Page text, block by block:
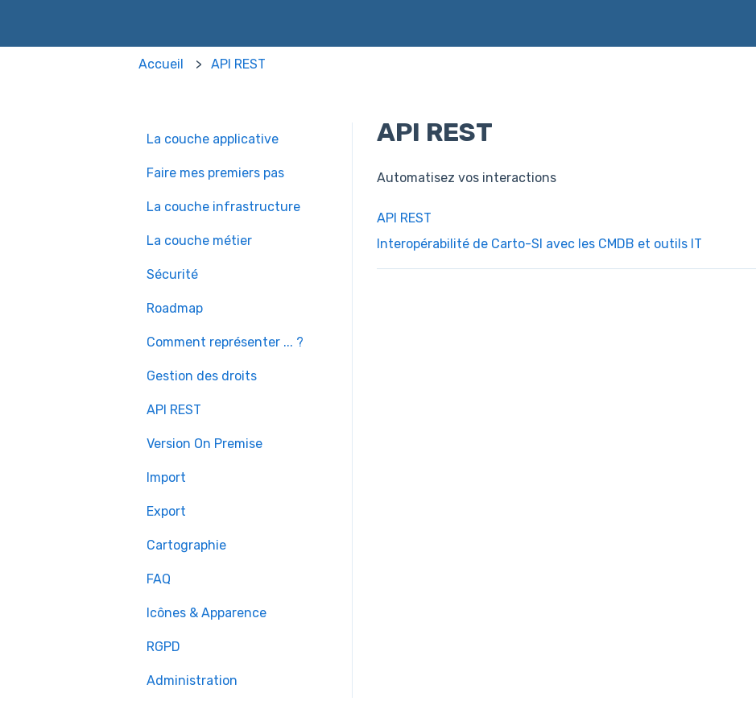
Accueil API REST
API REST
Automatisez vos interactions
API REST
Interopérabilité de Carto-SI avec les CMDB et outils IT
La couche applicative
Faire mes premiers pas
La couche infrastructure
La couche métier
Sécurité
Roadmap
Comment représenter ... ?
Gestion des droits
API REST
Version On Premise
Import
Export
Cartographie
FAQ
Icônes & Apparence
RGPD
Administration